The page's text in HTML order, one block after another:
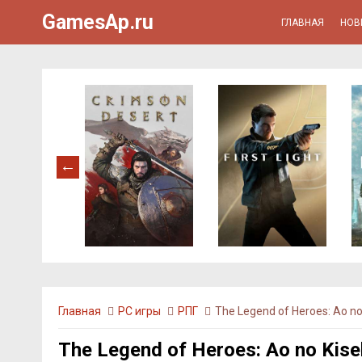
GamesAp.ru ГЛАВНАЯ
Главная PC игры РПГ The Legend of Heroes: Ao no
The Legend of Heroes: Ao no